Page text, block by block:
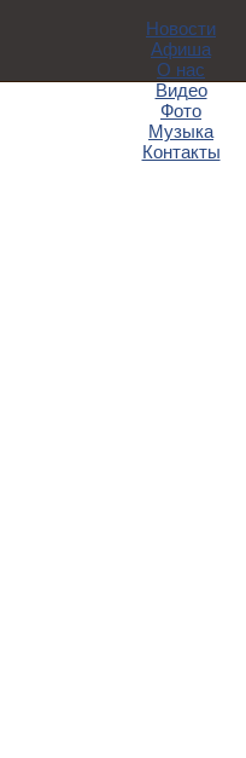
Новости
Афиша
О нас
Видео
Фото
Музыка
Контакты